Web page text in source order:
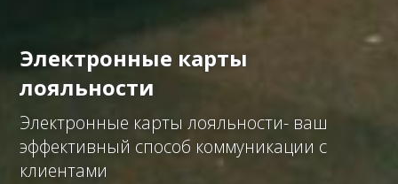
Электронные карты
лояльности
Электронные карты лояльности- ваш
эффективный способ коммуникации с
клиентами